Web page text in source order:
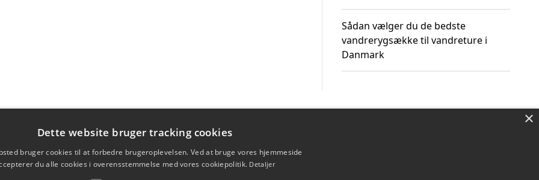
Sådan vælger du de bedste
vandrerygsække til vandreture i
Danmark
×
Dette website bruger tracking cookies
bruger cookies til at forbedre brugeroplevelsen. Ved at bruge vores hjemmeside
du alle cookies i overensstemmelse med vores cookiepolitik. Detaljer